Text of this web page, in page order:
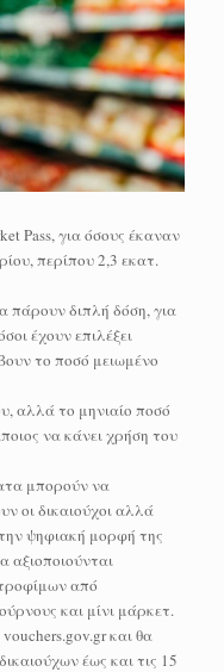
Pass, για όσους έκαναν
περίπου 2,3 εκατ.
πάρουν διπλή δόση, για
έχουν επιλέξει
το ποσό μειωμένο
αλλά το μηνιαίο ποσό
να κάνει χρήση του
μπορούν να
οι δικαιούχοι αλλά
ψηφιακή μορφή της
αξιοποιούνται
από
και μίνι μάρκετ.
και θα
έως και τις 15